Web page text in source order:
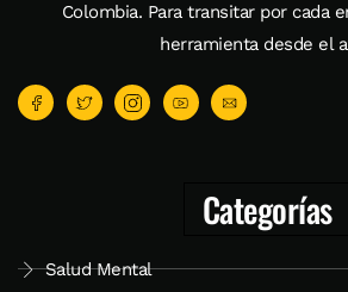
Colombia. Para transitar por cada
herramienta desde el
Categorías
Salud Mental